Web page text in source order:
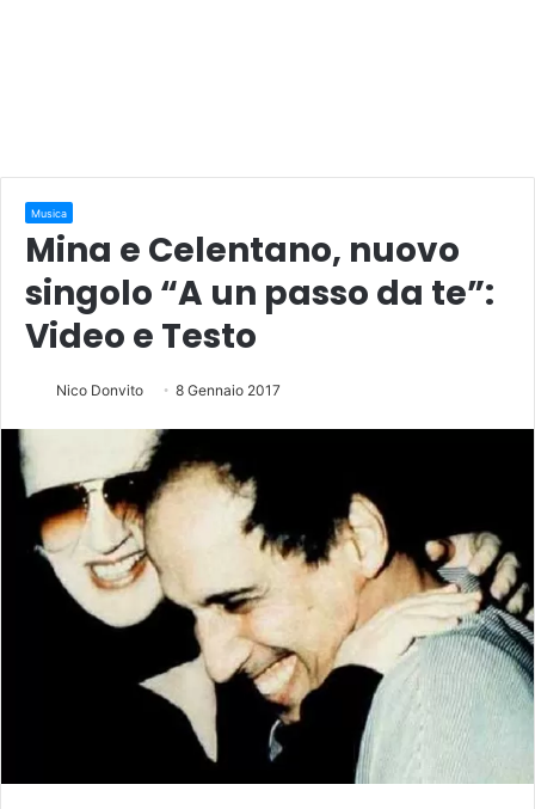
Musica
Mina e Celentano, nuovo
singolo “A un passo da te”:
Video e Testo
Nico Donvito 8 Gennaio 2017